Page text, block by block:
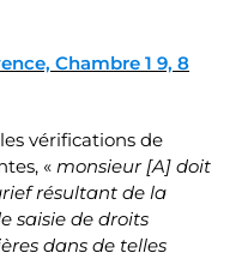
Chambre 1 9, 8
vérifications de
« monsieur [A] doit
résultant de la
saisie de droits
dans de telles